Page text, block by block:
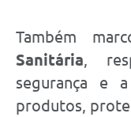
Também
Sanitária ,
segurança e
produtos,